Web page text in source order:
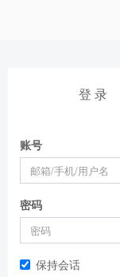
登 录
账号
密码
保持会话